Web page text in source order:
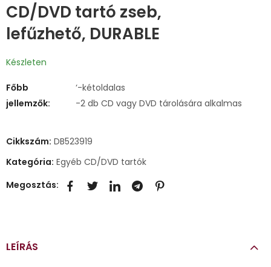
CD/DVD tartó zseb,
lefűzhető, DURABLE
Készleten
Főbb
jellemzők:
‘-kétoldalas
-2 db CD vagy DVD tárolására alkalmas
Cikkszám: DB523919
Kategória: Egyéb CD/DVD tartók
Megosztás:
LEÍRÁS